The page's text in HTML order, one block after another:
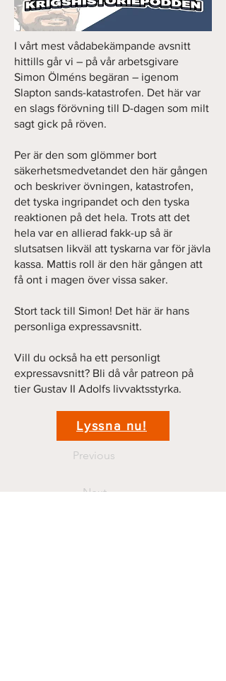
I vårt mest vådabekämpande avsnitt
hittills går vi – på vår arbetsgivare
Simon Ölméns begäran – igenom
Slapton sands-katastrofen. Det här var
en slags förövning till D-dagen som milt
sagt gick på röven.
Per är den som glömmer bort
säkerhetsmedvetandet den här gången
och beskriver övningen, katastrofen,
det tyska ingripandet och den tyska
reaktionen på det hela. Trots att det
hela var en allierad fakk-up så är
slutsatsen likväl att tyskarna var för jävla
kassa. Mattis roll är den här gången att
få ont i magen över vissa saker.
Stort tack till Simon! Det här är hans
personliga expressavsnitt.
Vill du också ha ett personligt
expressavsnitt? Bli då vår patreon på
tier Gustav II Adolfs livvaktsstyrka.
Lyssna nu!
Previous
Next